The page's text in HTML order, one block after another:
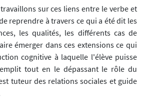
sur ces liens entre le verbe et
reprendre à travers ce qui a été dit les
les qualités, les différents cas de
émerger dans ces extensions ce qui
cognitive à laquelle l'élève puisse
tout en le dépassant le rôle du
tuteur des relations sociales et guide